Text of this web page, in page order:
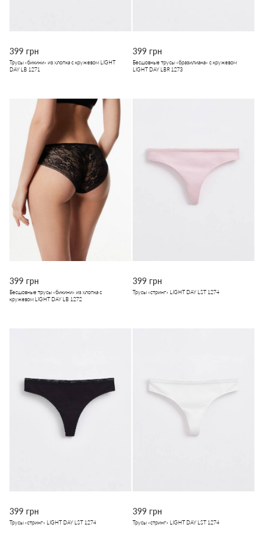
399 грн
Трусы «бикини» из хлопка с кружевом LIGHT
DAY LB 1271
399 грн
Бесшовные трусы «бразилиана» с кружевом
LIGHT DAY LBR 1273
399 грн
Бесшовные трусы «бикини» из хлопка с
кружевом LIGHT DAY LB 1272
399 грн
Трусы «стринг» LIGHT DAY LST 1274
399 грн
Трусы «стринг» LIGHT DAY LST 1274
399 грн
Трусы «стринг» LIGHT DAY LST 1274